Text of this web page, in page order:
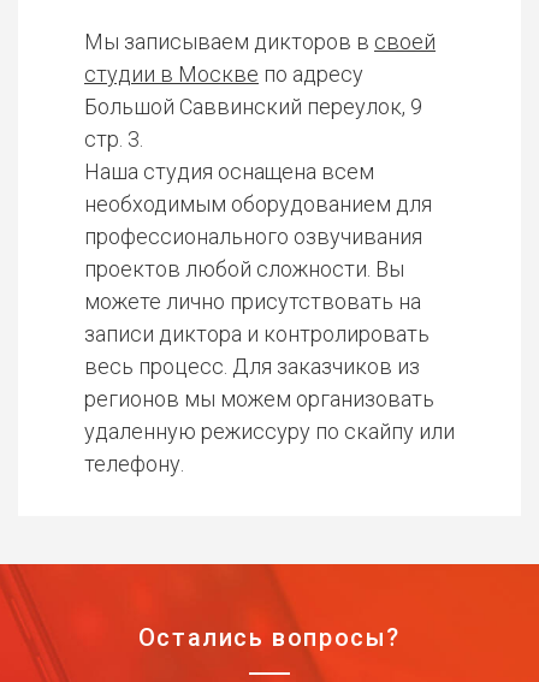
Мы записываем дикторов в своей
студии в Москве по адресу
Большой Саввинский переулок, 9
стр. 3.
Наша студия оснащена всем
необходимым оборудованием для
профессионального озвучивания
проектов любой сложности. Вы
можете лично присутствовать на
записи диктора и контролировать
весь процесс. Для заказчиков из
регионов мы можем организовать
удаленную режиссуру по скайпу или
телефону.
Остались вопросы?